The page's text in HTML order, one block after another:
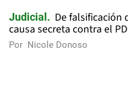
Judicial
De falsificación
causa secreta contra el
Por Nicole Donoso